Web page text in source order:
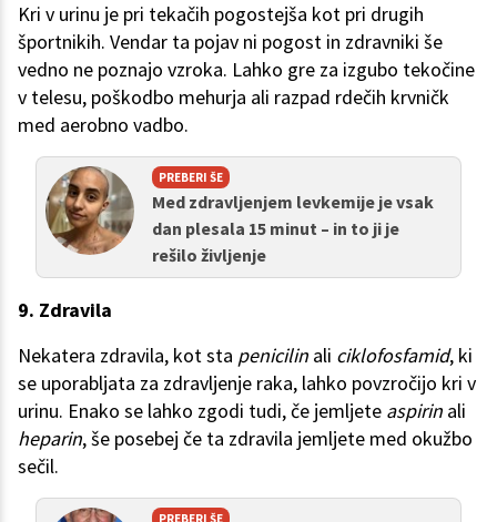
Kri v urinu je pri tekačih pogostejša kot pri drugih
športnikih. Vendar ta pojav ni pogost in zdravniki še
vedno ne poznajo vzroka. Lahko gre za izgubo tekočine
v telesu, poškodbo mehurja ali razpad rdečih krvničk
med aerobno vadbo.
PREBERI ŠE
Med zdravljenjem levkemije je vsak
dan plesala 15 minut – in to ji je
rešilo življenje
9. Zdravila
Nekatera zdravila, kot sta penicilin ali ciklofosfamid, ki
se uporabljata za zdravljenje raka, lahko povzročijo kri v
urinu. Enako se lahko zgodi tudi, če jemljete aspirin ali
heparin, še posebej če ta zdravila jemljete med okužbo
sečil.